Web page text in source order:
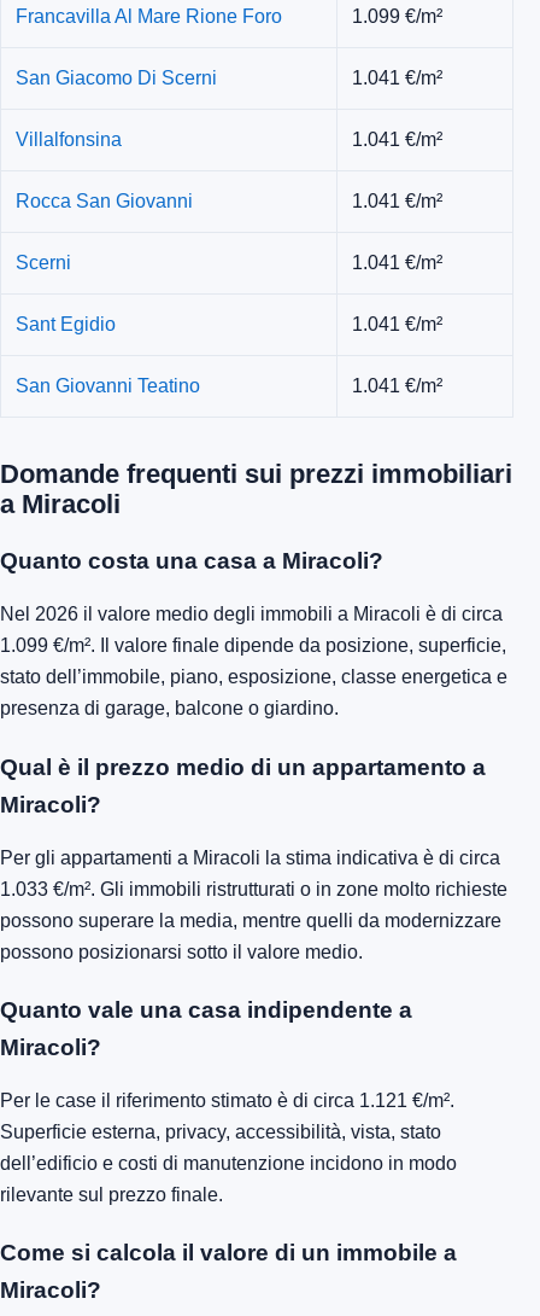
Francavilla Al Mare Rione Foro 1.099 €/m²
San Giacomo Di Scerni 1.041 €/m²
Villalfonsina 1.041 €/m²
Rocca San Giovanni 1.041 €/m²
Scerni 1.041 €/m²
Sant Egidio 1.041 €/m²
San Giovanni Teatino 1.041 €/m²
Domande frequenti sui prezzi immobiliari
a Miracoli
Quanto costa una casa a Miracoli?
Nel 2026 il valore medio degli immobili a Miracoli è di circa
1.099 €/m². Il valore finale dipende da posizione, superficie,
stato dell’immobile, piano, esposizione, classe energetica e
presenza di garage, balcone o giardino.
Qual è il prezzo medio di un appartamento a
Miracoli?
Per gli appartamenti a Miracoli la stima indicativa è di circa
1.033 €/m². Gli immobili ristrutturati o in zone molto richieste
possono superare la media, mentre quelli da modernizzare
possono posizionarsi sotto il valore medio.
Quanto vale una casa indipendente a
Miracoli?
Per le case il riferimento stimato è di circa 1.121 €/m².
Superficie esterna, privacy, accessibilità, vista, stato
dell’edificio e costi di manutenzione incidono in modo
rilevante sul prezzo finale.
Come si calcola il valore di un immobile a
Miracoli?